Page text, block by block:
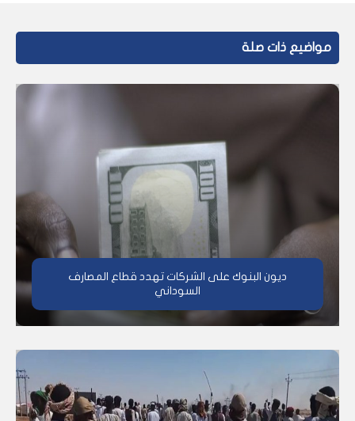
مواضيع ذات صلة
ديون البنوك على الشركات تهدد قطاع المصارف
السوداني